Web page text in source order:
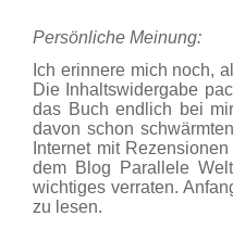
Persönliche Meinung:
Ich erinnere mich noch,
Die Inhaltswidergabe
das Buch endlich bei
davon schon
Internet mit
dem Blog Parallele
wichtiges verraten.
zu lesen.